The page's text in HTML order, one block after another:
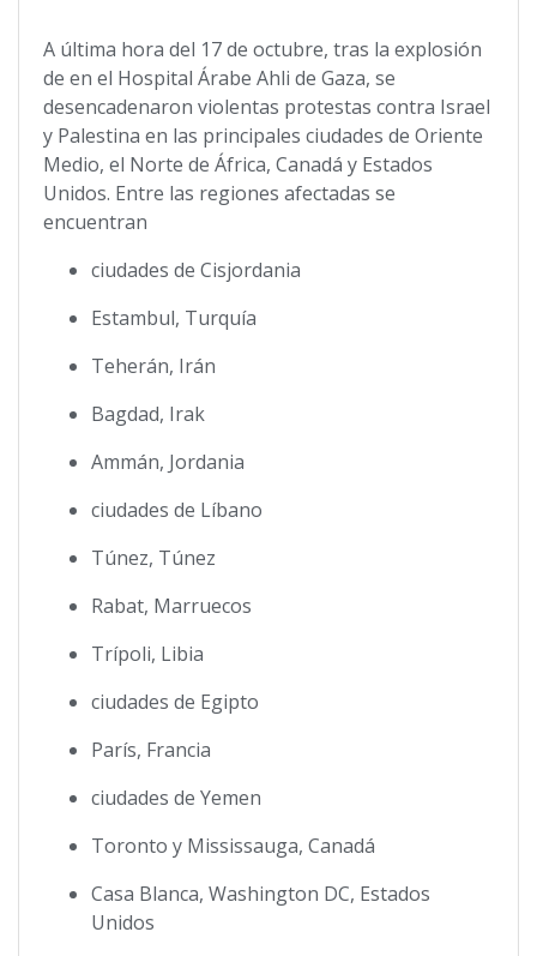
A última hora del 17 de octubre, tras la explosión
de en el Hospital Árabe Ahli de Gaza, se
desencadenaron violentas protestas contra Israel
y Palestina en las principales ciudades de Oriente
Medio, el Norte de África, Canadá y Estados
Unidos. Entre las regiones afectadas se
encuentran
ciudades de Cisjordania
Estambul, Turquía
Teherán, Irán
Bagdad, Irak
Ammán, Jordania
ciudades de Líbano
Túnez, Túnez
Rabat, Marruecos
Trípoli, Libia
ciudades de Egipto
París, Francia
ciudades de Yemen
Toronto y Mississauga, Canadá
Casa Blanca, Washington DC, Estados
Unidos